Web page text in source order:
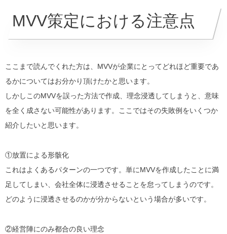
MVV策定における注意点
ここまで読んでくれた方は、MVVが企業にとってどれほど重要であ
るかについてはお分かり頂けたかと思います。
しかしこのMVVを誤った方法で作成、理念浸透してしまうと、意味
を全く成さない可能性があります。ここではその失敗例をいくつか
紹介したいと思います。
①放置による形骸化
これはよくあるパターンの一つです。単にMVVを作成したことに満
足してしまい、会社全体に浸透させることを怠ってしまうのです。
どのように浸透させるのかが分からないという場合が多いです。
②経営陣にのみ都合の良い理念